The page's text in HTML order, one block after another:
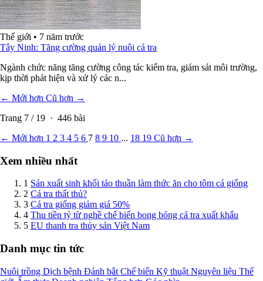
Thế giới • 7 năm trước
Tây Ninh: Tăng cường quản lý nuôi cá tra
Ngành chức năng tăng cường công tác kiểm tra, giám sát môi trường,
kịp thời phát hiện và xử lý các n...
← Mới hơn Cũ hơn →
Trang 7 / 19 · 446 bài
← Mới hơn 1 2 3 4 5 6 7 8 9 10 ... 18 19 Cũ hơn →
Xem nhiều nhất
1 Sản xuất sinh khối tảo thuần làm thức ăn cho tôm cá giống
2 Cá tra thất thủ?
3 Cá tra giống giảm giá 50%
4 Thu tiền tỷ từ nghề chế biến bong bóng cá tra xuất khẩu
5 EU thanh tra thủy sản Việt Nam
Danh mục tin tức
Nuôi trồng Dịch bệnh Đánh bắt Chế biến Kỹ thuật Nguyên liệu Thế